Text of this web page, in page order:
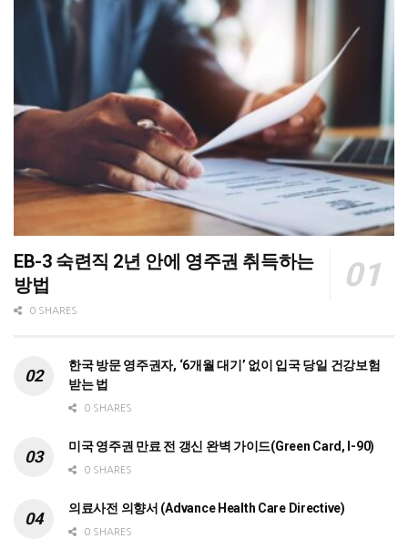
EB-3 숙련직 2년 안에 영주권 취득하는
방법
0 SHARES
한국 방문 영주권자, ‘6개월 대기’ 없이 입국 당일 건강보험
받는 법
0 SHARES
미국 영주권 만료 전 갱신 완벽 가이드(Green Card, I-90)
0 SHARES
의료사전 의향서 (Advance Health Care Directive)
0 SHARES